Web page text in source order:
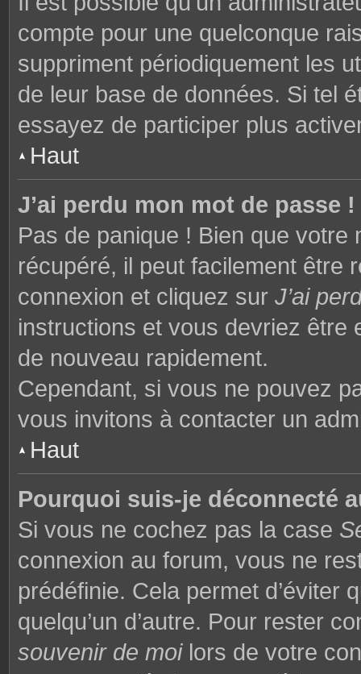
compte pour une quelconque
suppriment périodiquement les
de leur base de données. Si tel
essayez de participer plus
Haut
J’ai perdu mon mot de passe !
Pas de panique ! Bien que
récupéré, il peut facilement être
connexion et cliquez sur J’ai
instructions et vous devriez être
de nouveau rapidement.
Cependant, si vous ne pouvez
vous invitons à contacter un
Haut
Pourquoi suis-je déconnecté
Si vous ne cochez pas la case
connexion au forum, vous ne
prédéfinie. Cela permet d’éviter
quelqu’un d’autre. Pour rester
souvenir de moilors de votre